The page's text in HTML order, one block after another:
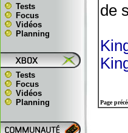
Tests
Focus
Vidéos
Planning
Tests
Focus
Vidéos
Planning
de
Page